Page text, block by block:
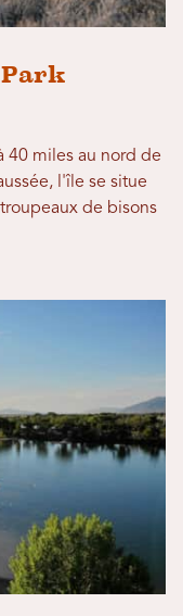
40 miles au nord de
l'île se situe
de bisons